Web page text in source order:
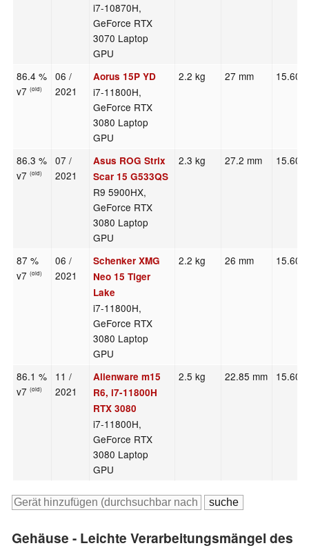
i7-10870H,
GeForce RTX
3070 Laptop
GPU
86.4 %
v7(old)
06 /
2021
Aorus 15P YD
i7-11800H,
GeForce RTX
3080 Laptop
GPU
2.2 kg 27 mm 15.60"
86.3 %
v7(old)
07 /
2021
Asus ROG Strix
Scar 15 G533QS
R9 5900HX,
GeForce RTX
3080 Laptop
GPU
2.3 kg 27.2 mm 15.60"
87 %
v7(old)
06 /
2021
Schenker XMG
Neo 15 Tiger
Lake
i7-11800H,
GeForce RTX
3080 Laptop
GPU
2.2 kg 26 mm 15.60"
86.1 %
v7(old)
11 /
2021
Alienware m15
R6, i7-11800H
RTX 3080
i7-11800H,
GeForce RTX
3080 Laptop
GPU
2.5 kg 22.85 mm 15.60"
Gehäuse - Leichte Verarbeitungsmängel des